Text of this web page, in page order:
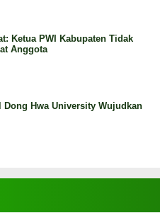
Ketua PWI Kabupaten Tidak
Anggota
Dong Hwa University Wujudkan